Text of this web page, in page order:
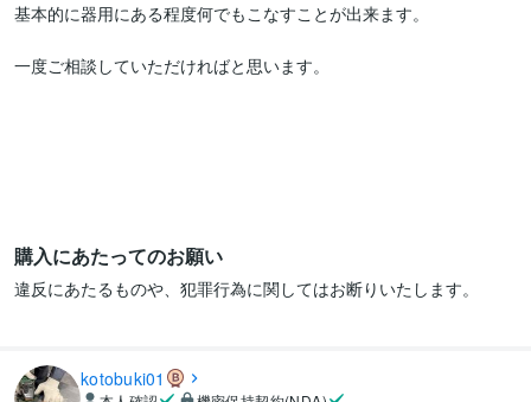
基本的に器用にある程度何でもこなすことが出来ます。
一度ご相談していただければと思います。
購入にあたってのお願い
違反にあたるものや、犯罪行為に関してはお断りいたします。
kotobuki01